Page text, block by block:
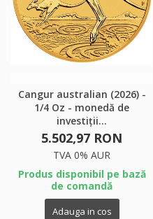
Cangur australian (2026) -
1/4 Oz - monedă de
investiții...
5.502,97 RON
TVA 0% AUR
Produs disponibil pe bază
de comandă
Adauga in cos
My wishlists
Create new list
((modalTitle))
((confirmMessage))
((cancelText))
Numele listei de dorinte
Anuleaza
Ai nevoie sa fii
lista de dorinte.